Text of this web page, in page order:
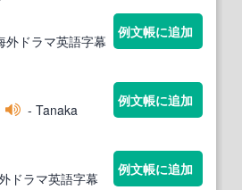
外ドラマ英語字幕
例文帳に追加
- Tanaka
例文帳に追加
ドラマ英語字幕
例文帳に追加